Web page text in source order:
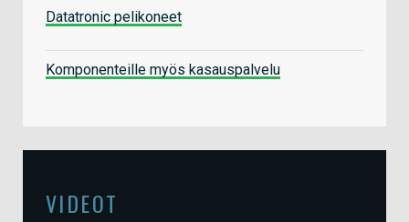
Datatronic pelikoneet
Komponenteille myös kasauspalvelu
VIDEOT